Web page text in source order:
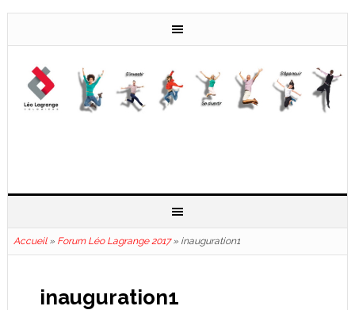
Accueil» Forum Léo Lagrange 2017» inauguration1
inauguration1